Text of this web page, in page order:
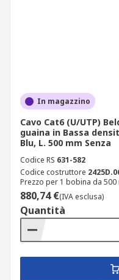
In magazzino
Cavo Cat6 (U/UTP)
guaina in Bassa
Blu, L. 500 mm Senza
Codice RS 631-582
Codice costruttore
Prezzo per 1 bobina da 500
880,74 €(IVA esclusa)
Quantità